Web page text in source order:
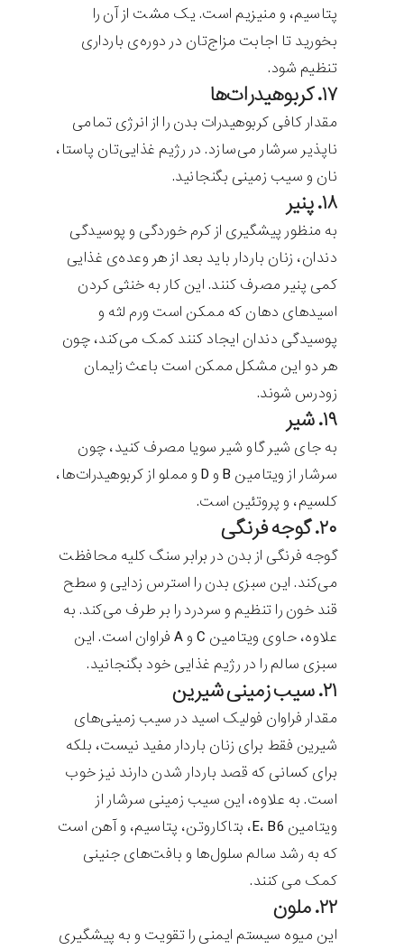
پتاسیم، و منیزیم است. یک مشت از آن را
بخورید تا اجابت مزاج‌تان در دوره‌ی بارداری
تنظیم شود.
۱۷. کربوهیدرات‌ها
مقدار کافی کربوهیدرات بدن را از انرژی تمامی
ناپذیر سرشار می‌سازد. در رژیم غذایی‌تان پاستا،
نان و سیب زمینی بگنجانید.
۱۸. پنیر
به منظور پیشگیری از کرم خوردگی و پوسیدگی
دندان، زنان باردار باید بعد از هر وعده‌ی غذایی
کمی پنیر مصرف کنند. این کار به خنثی کردن
اسیدهای دهان که ممکن است ورم لثه و
پوسیدگی دندان ایجاد کنند کمک می‌کند، چون
هر دو این مشکل ممکن است باعث زایمان
زودرس شوند.
۱۹. شیر
به جای شیر گاو شیر سویا مصرف کنید، چون
سرشار از ویتامین B و D و مملو از کربوهیدرات‌ها،
کلسیم، و پروتئین است.
۲۰. گوجه فرنگی
گوجه فرنگی از بدن در برابر سنگ کلیه محافظت
می‌کند. این سبزی بدن را استرس زدایی و سطح
قند خون را تنظیم و سردرد را بر طرف می‌کند. به
علاوه، حاوی ویتامین C و A فراوان است. این
سبزی سالم را در رژیم غذایی خود بگنجانید.
۲۱. سیب زمینی شیرین
مقدار فراوان فولیک اسید در سیب زمینی‌های
شیرین فقط برای زنان باردار مفید نیست، بلکه
برای کسانی که قصد باردار شدن دارند نیز خوب
است. به علاوه، این سیب زمینی سرشار از
ویتامین E، B6، بتاکاروتن، پتاسیم، و آهن است
که به رشد سالم سلول‌ها و بافت‌های جنینی
کمک می کنند.
۲۲. ملون
این میوه سیستم ایمنی را تقویت و به پیشگیری